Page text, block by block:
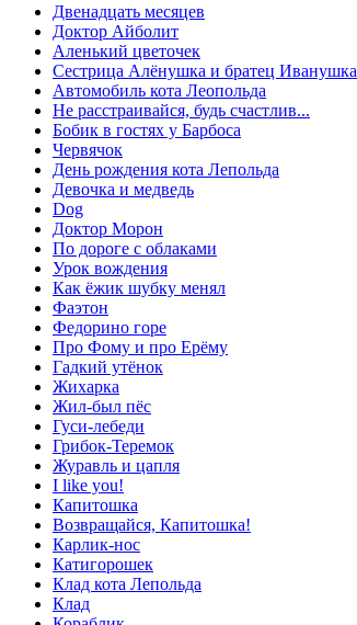
Двенадцать месяцев
Доктор Айболит
Аленький цветочек
Сестрица Алёнушка и братец Иванушка
Автомобиль кота Леопольда
Не расстраивайся, будь счастлив...
Бобик в гостях у Барбоса
Червячок
День рождения кота Лепольда
Девочка и медведь
Dog
Доктор Морон
По дороге с облаками
Урок вождения
Как ёжик шубку менял
Фаэтон
Федорино горе
Про Фому и про Ерёму
Гадкий утёнок
Жихарка
Жил-был пёс
Гуси-лебеди
Грибок-Теремок
Журавль и цапля
I like you!
Капитошка
Возвращайся, Капитошка!
Карлик-нос
Катигорошек
Клад кота Лепольда
Клад